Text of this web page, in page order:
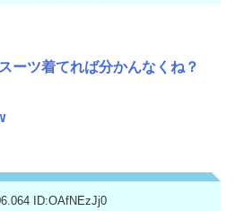
ーツ着てれば分かんなくね？
ID:OAfNEzJj0